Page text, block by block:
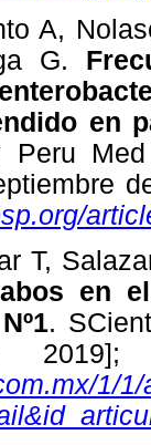
A,
G.
en
Peru
T,
en
.
1/